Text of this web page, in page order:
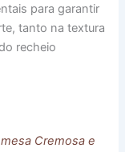
para garantir
tanto na textura
recheio
Cremosa e